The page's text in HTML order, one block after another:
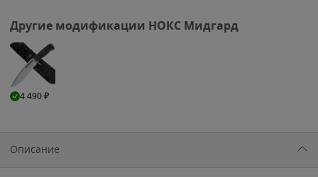
Другие модификации НОКС Мидгард
4 490₽
Описание